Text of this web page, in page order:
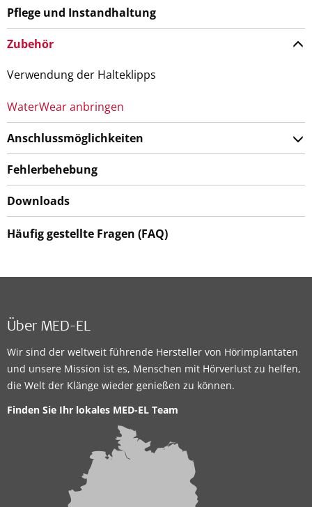
Pflege und Instandhaltung
Zubehör
Verwendung der Halteklipps
WaterWear anbringen
Anschlussmöglichkeiten
Fehlerbehebung
Downloads
Häufig gestellte Fragen (FAQ)
Über MED-EL
Wir sind der weltweit führende Hersteller von Hörimplantaten
und unsere Mission ist es, Menschen mit Hörverlust zu helfen,
die Welt der Klänge wieder genießen zu können.
Finden Sie Ihr lokales MED-EL Team